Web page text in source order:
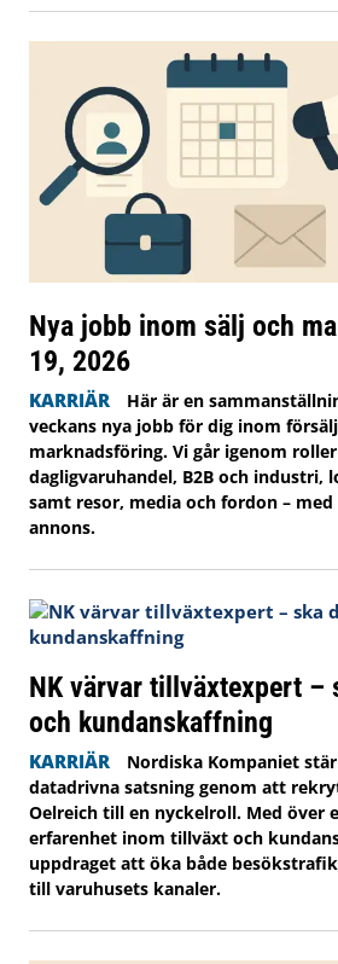
Nya jobb inom sälj och
19, 2026
KARRIÄR
Här är en
veckans nya jobb för dig inom
marknadsföring. Vi går igenom
dagligvaruhandel, B2B och industri,
samt resor, media och fordon –
annons.
NK värvar tillväxtexpert –
och kundanskaffning
KARRIÄR
Nordiska Kompaniet
datadrivna satsning genom att
Oelreich till en nyckelroll. Med över
erfarenhet inom tillväxt och
uppdraget att öka både
till varuhusets kanaler.